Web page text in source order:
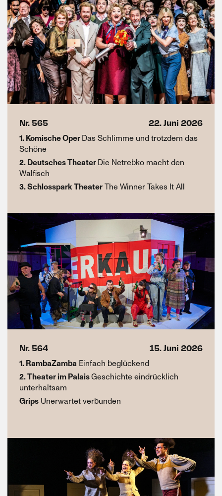
Nr. 565 22. Juni 2026
1. Komische OperDas Schlimme und trotzdem das
Schöne
2. Deutsches TheaterDie Netrebko macht den
Walfisch
3. Schlosspark TheaterThe Winner Takes It All
Nr. 564 15. Juni 2026
1. RambaZamba Einfach beglückend
2. Theater im PalaisGeschichte eindrücklich
unterhaltsam
Grips Unerwartet verbunden